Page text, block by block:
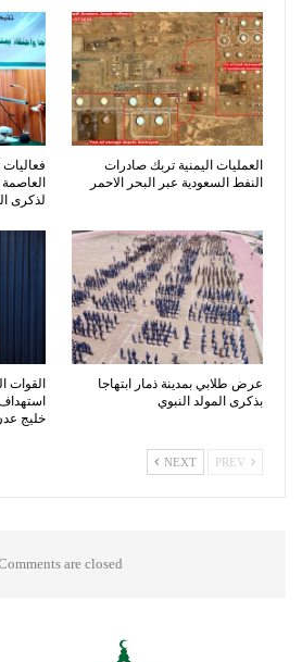
العمليات اليمنية تربك صادرات
النفط السعودية عبر البحر الاحمر
فعاليات
لذكرى
عرض طلابي بمدينة ذمار ابتهاجا
بذكرى المولد النبوي
القوات
خليج
NEXT
are closed.